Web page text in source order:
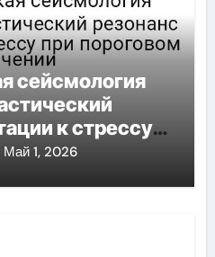
сейсмология
к стрессу
Май 1, 2026